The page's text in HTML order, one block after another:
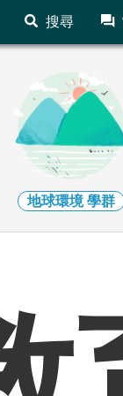
搜尋
地球環境學群